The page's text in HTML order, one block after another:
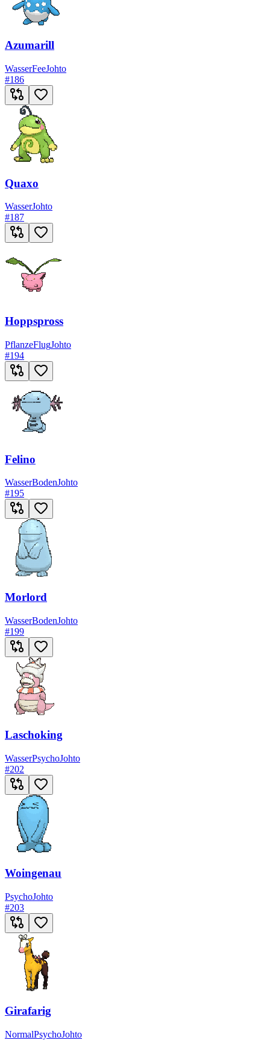
Azumarill
WasserFeeJohto
#186
Quaxo
WasserJohto
#187
Hoppspross
PflanzeFlugJohto
#194
Felino
WasserBodenJohto
#195
Morlord
WasserBodenJohto
#199
Laschoking
WasserPsychoJohto
#202
Woingenau
PsychoJohto
#203
Girafarig
NormalPsychoJohto